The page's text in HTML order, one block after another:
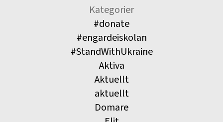
Kategorier
#donate
#engardeiskolan
#StandWithUkraine
Aktiva
Aktuellt
aktuellt
Domare